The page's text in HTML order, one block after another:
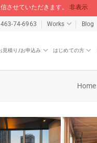
させていただきます。 非表示
74-6963 Works Blog
見積り/お申込み はじめての方
Home